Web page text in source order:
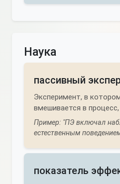
Наука
пассивный
Эксперимент, в
вмешивается в
Пример: "ПЭ включал
естественным
показатель